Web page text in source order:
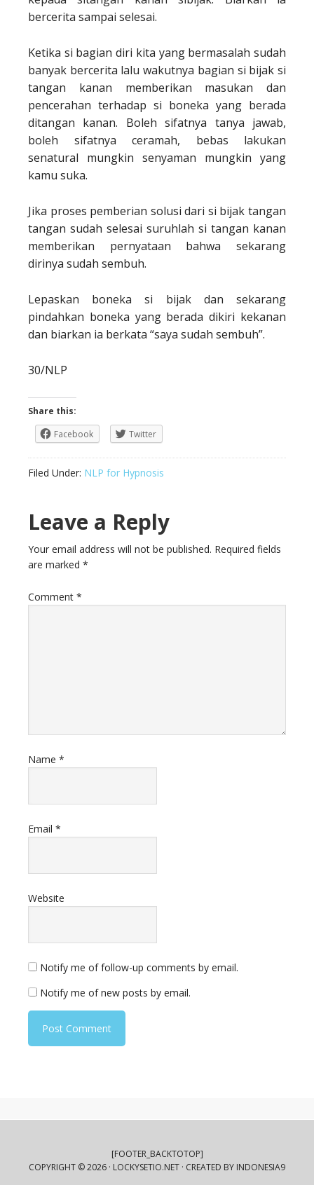
bercerita sampai selesai.
Ketika si bagian diri kita yang bermasalah sudah
banyak bercerita lalu wakutnya bagian si bijak si
tangan kanan memberikan masukan dan
pencerahan terhadap si boneka yang berada
ditangan kanan. Boleh sifatnya tanya jawab,
boleh sifatnya ceramah, bebas lakukan
senatural mungkin senyaman mungkin yang
kamu suka.
Jika proses pemberian solusi dari si bijak tangan
tangan sudah selesai suruhlah si tangan kanan
memberikan pernyataan bahwa sekarang
dirinya sudah sembuh.
Lepaskan boneka si bijak dan sekarang
pindahkan boneka yang berada dikiri kekanan
dan biarkan ia berkata “saya sudah sembuh”.
30/NLP
Share this:
Facebook
Twitter
Filed Under: NLP for Hypnosis
Leave a Reply
Your email address will not be published. Required fields
are marked *
Comment *
Name *
Email *
Website
Notify me of follow-up comments by email.
Notify me of new posts by email.
[FOOTER_BACKTOTOP]
COPYRIGHT © 2026 · LOCKYSETIO.NET · CREATED BY INDONESIA9